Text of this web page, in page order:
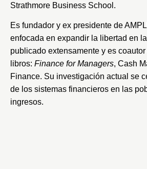
Strathmore Business School .
Es fundador y ex presidente de
enfocada en expandir la libertad en
publicado extensamente y es
libros: Finance for Managers, Cash
Finance. Su investigación actual se
de los sistemas financieros en las
ingresos.